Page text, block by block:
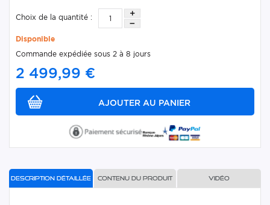
Choix de la quantité :
Disponible
Commande expédiée sous 2 à 8 jours
2 499,99 €
Description détaillée Contenu du produit Vidéo